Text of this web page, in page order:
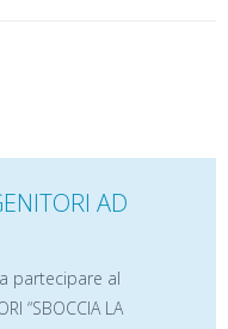
AD
partecipare al
“SBOCCIA LA